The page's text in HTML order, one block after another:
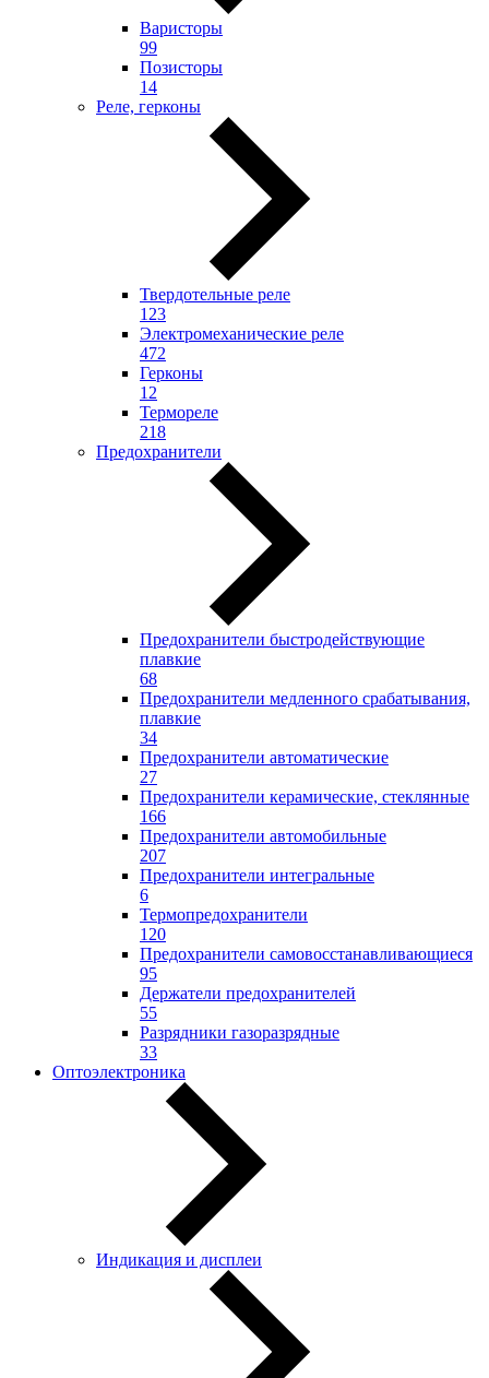
Варисторы
99
Позисторы
14
Реле, герконы
Твердотельные реле
123
Электромеханические реле
472
Герконы
12
Термореле
218
Предохранители
Предохранители быстродействующие
плавкие
68
Предохранители медленного срабатывания,
плавкие
34
Предохранители автоматические
27
Предохранители керамические, стеклянные
166
Предохранители автомобильные
207
Предохранители интегральные
6
Термопредохранители
120
Предохранители самовосстанавливающиеся
95
Держатели предохранителей
55
Разрядники газоразрядные
33
Оптоэлектроника
Индикация и дисплеи